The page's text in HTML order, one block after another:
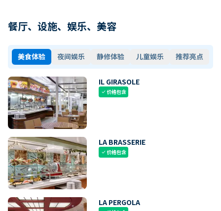
餐厅、设施、娱乐、美容
美食体验 夜间娱乐 静修体验 儿童娱乐 推荐亮点
IL GIRASOLE
check价格包含
LA BRASSERIE
check价格包含
LA PERGOLA